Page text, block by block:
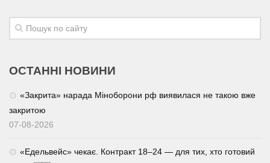
ОСТАННІ НОВИНИ
«Закрита» нарада Міноборони рф виявилася не такою вже
закритою
07-08-2026
«Едельвейс» чекає. Контракт 18–24 — для тих, хто готовий